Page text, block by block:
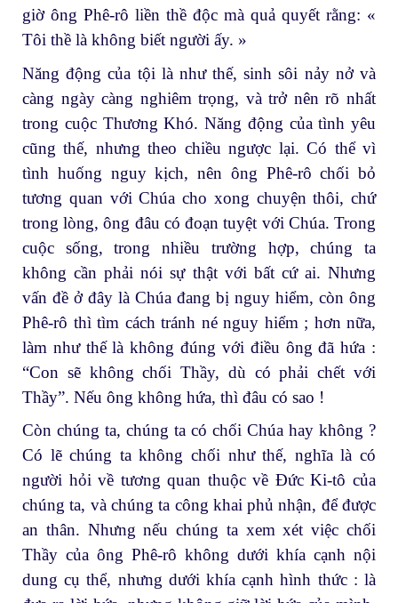
giờ ông Phê-rô liền thề độc mà quả quyết rằng: «
Tôi thề là không biết người ấy. »
Năng động của tội là như thế, sinh sôi nảy nở và
càng ngày càng nghiêm trọng, và trở nên rõ nhất
trong cuộc Thương Khó. Năng động của tình yêu
cũng thế, nhưng theo chiều ngược lại. Có thể vì
tình huống nguy kịch, nên ông Phê-rô chối bỏ
tương quan với Chúa cho xong chuyện thôi, chứ
trong lòng, ông đâu có đoạn tuyệt với Chúa. Trong
cuộc sống, trong nhiều trường hợp, chúng ta
không cần phải nói sự thật với bất cứ ai. Nhưng
vấn đề ở đây là Chúa đang bị nguy hiểm, còn ông
Phê-rô thì tìm cách tránh né nguy hiểm ; hơn nữa,
làm như thế là không đúng với điều ông đã hứa :
“Con sẽ không chối Thầy, dù có phải chết với
Thầy”. Nếu ông không hứa, thì đâu có sao !
Còn chúng ta, chúng ta có chối Chúa hay không ?
Có lẽ chúng ta không chối như thế, nghĩa là có
người hỏi về tương quan thuộc về Đức Ki-tô của
chúng ta, và chúng ta công khai phủ nhận, để được
an thân. Nhưng nếu chúng ta xem xét việc chối
Thầy của ông Phê-rô không dưới khía cạnh nội
dung cụ thể, nhưng dưới khía cạnh hình thức : là